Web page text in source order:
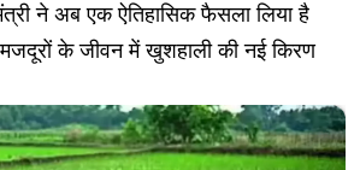
ने अब एक ऐतिहासिक फैसला लिया है
के जीवन में खुशहाली की नई किरण